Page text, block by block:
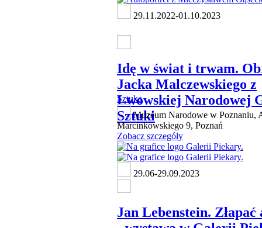
29.11.2022-01.10.2023
Idę w świat i trwam.
Jacka Malczewskiego z
Lwowskiej Narodowej
Sztuki
Sztuka
Muzeum Narodowe w Poznaniu,
Marcinkowskiego 9, Poznań
Zobacz szczegóły
29.06-29.09.2023
Jan Lebenstein. Złapać